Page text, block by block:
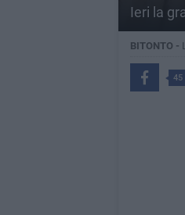
Ieri la
BITONTO -
45